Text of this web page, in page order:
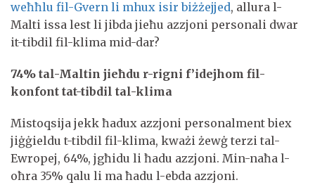
weħħlu fil-Gvern li mhux isir biżżejjed, allura l-
Malti issa lest li jibda jieħu azzjoni personali dwar
it-tibdil fil-klima mid-dar?
74% tal-Maltin jieħdu r-rigni f’idejhom fil-
konfont tat-tibdil tal-klima
Mistoqsija jekk ħadux azzjoni personalment biex
jiġġieldu t-tibdil fil-klima, kważi żewġ terzi tal-
Ewropej, 64%, jgħidu li ħadu azzjoni. Min-naħa l-
oħra 35% qalu li ma ħadu l-ebda azzjoni.